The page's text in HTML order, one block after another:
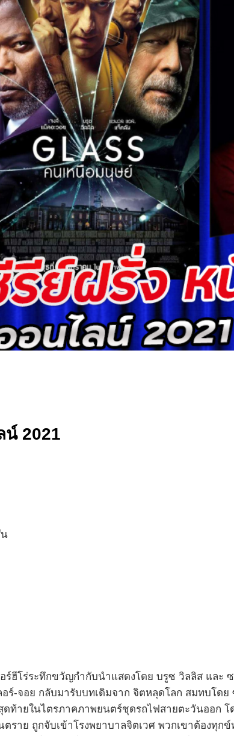
น์ 2021
ฮีโร่ระทึกขวัญกำกับนำแสดงโดย บรูซ วิลลิส และ
ร์-จอย กลับมารับบทเดิมจาก จิตหลุดโลก สมทบโด
ายในไตรภาคภาพยนตร์ชุดรถไฟสายตะวันออก โ
ราย ถูกจับเข้าโรงพยาบาลจิตเวศ พวกเขาต้องทุก